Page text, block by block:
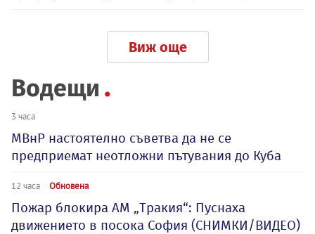
Виж още
Водещи
3 часа
МВнР настоятелно съветва да не се
предприемат неотложни пътувания до Куба
12 часа Обновена
Пожар блокира АМ „Тракия“: Пуснаха
движението в посока София (СНИМКИ/ВИДЕО)